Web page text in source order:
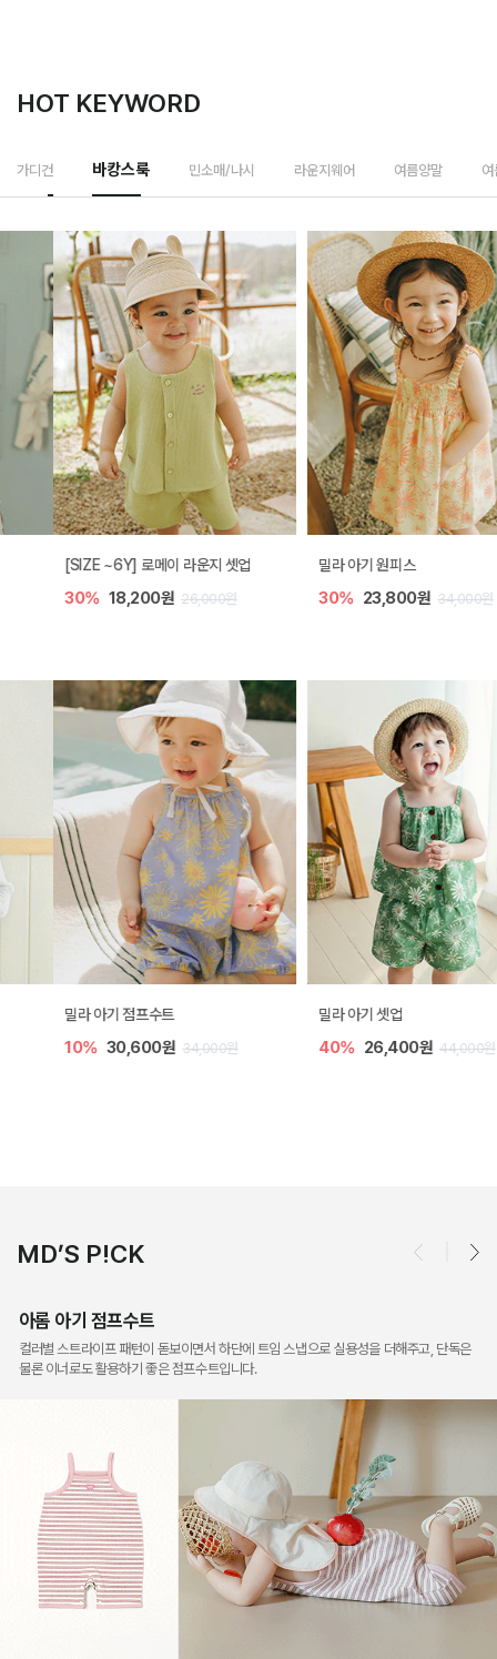
HOT KEYWORD
가디건 바캉스룩 민소매/나시 라운지웨어 여름양말
[SIZE ~6Y] 로메이 라운지 셋업
18,200원 26,000원
밀라 아기 원피스
23,800원 34,000원
밀라 아기 점프수트
30,600원 34,000원
밀라 아기 셋업
26,400원 44,000원
MD’S P!CK
아롬 아기 점프수트
컬러별 스트라이프 패턴이 돋보이면서 하단에 트임 스냅으로 실용성을 더해주고, 단독은
물론 이너로도 활용하기 좋은 점프수트입니다.